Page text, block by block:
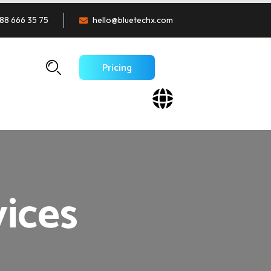
666 35 75 hello@bluetechx.com
Pricing